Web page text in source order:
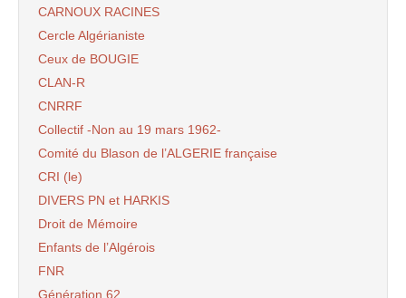
CARNOUX RACINES
Cercle Algérianiste
Ceux de BOUGIE
CLAN-R
CNRRF
Collectif -Non au 19 mars 1962-
Comité du Blason de l’ALGERIE française
CRI (le)
DIVERS PN et HARKIS
Droit de Mémoire
Enfants de l’Algérois
FNR
Génération 62